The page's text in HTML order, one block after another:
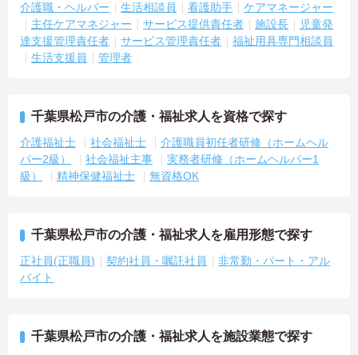
介護職・ヘルパー 生活相談員 看護助手
ケアマネージャー
主任ケアマネジャー
サービス提供責任者 施設長
児童発
達支援管理責任者
サービス管理責任者
福祉用具専門相談員
生活支援員
管理者
千葉県松戸市の介護・福祉求人を資格で探す
介護福祉士 社会福祉士
介護職員初任者研修（ホームヘル
パー2級）
社会福祉主事
実務者研修（ホームヘルパー1
級）
精神保健福祉士 無資格OK
千葉県松戸市の介護・福祉求人を雇用形態で探す
正社員(正職員) 契約社員・嘱託社員
非常勤・パート・アル
バイト
千葉県松戸市の介護・福祉求人を施設業態で探す